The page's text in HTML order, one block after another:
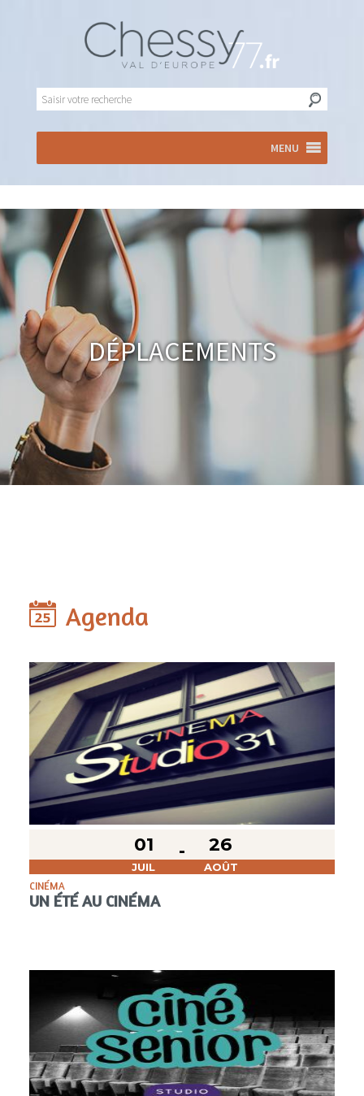
MENU
Déplacements
Agenda
01
JUIL
26
AOÛT
CINÉMA
UN ÉTÉ AU CINÉMA